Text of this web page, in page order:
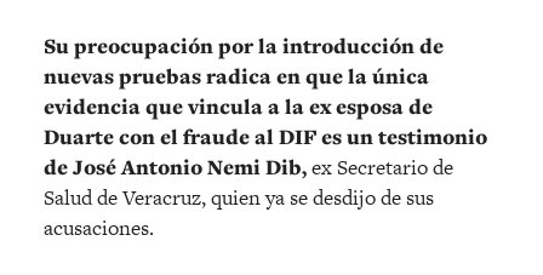
Su preocupación por la introducción de
nuevas pruebas radica en que la única
evidencia que vincula a la ex esposa de
Duarte con el fraude al DIF es un testimonio
de José Antonio Nemi Dib,ex Secretario de
Salud de Veracruz, quien ya se desdijo de sus
acusaciones.